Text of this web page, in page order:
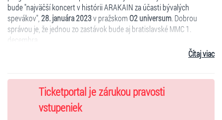
bude "najväčší koncert v histórii ARAKAIN za účasti bývalých
spevákov", 28. januára 2023v pražskomO2 universum. Dobrou
správou je, že jednou zo zastávok bude aj bratislavské MMC 1.
decembra.
ARAKAIN pozval na koncert v Bratislave svojich starých priateľov
známych aj menej známych muzikantov (Radovan ,,Vrabec“ Orth,
Ľubo Lichý) a aj tragédiu v roku 2006, keď zomrel dlhoročný
frontman Vlado ,,Šešo“ Šešera.
Čítaj viac
Ticketportal je zárukou pravosti
vstupeniek